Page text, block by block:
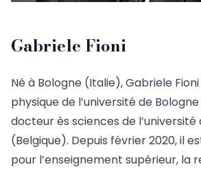
Gabriele Fioni
Né à Bologne (Italie), Gabriele
physique de l’université de
docteur ès sciences de l’université
(Belgique). Depuis février 2020, il
pour l’enseignement supérieur, la